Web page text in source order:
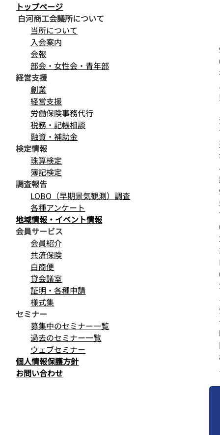
トップページ
白河商工会議所について
当所について
入会案内
会報
部会・女性会・青年部
経営支援
創業
経営支援
労働保険事務代行
税務・記帳相談
融資・補助金
検定情報
珠算検定
簿記検定
調査報告
LOBO（早期景気観測）調査
各種アンケート
地域情報・イベント情報
会員サービス
会員紹介
共済保険
白商便
貸会議室
証明・各種申請
様式集
セミナー
募集中のセミナー一覧
過去のセミナー一覧
ウェブセミナー
個人情報保護方針
お問い合わせ